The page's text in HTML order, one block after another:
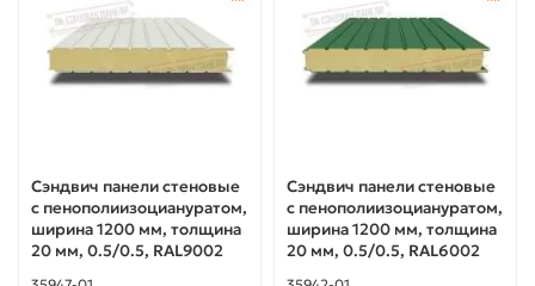
Сэндвич панели стеновые
с пенополиизоциануратом,
ширина 1200 мм, толщина
20 мм, 0.5/0.5, RAL9002
Сэндвич панели стеновые
с пенополиизоциануратом,
ширина 1200 мм, толщина
20 мм, 0.5/0.5, RAL6002